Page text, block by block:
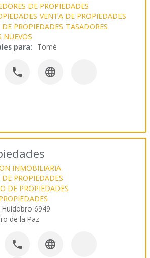
DE PROPIEDADES
VENTA DE PROPIEDADES
PROPIEDADES TASADORES
NUEVOS
para: Tomé
 
INMOBILIARIA
PROPIEDADES
DE PROPIEDADES
Huidobro 6949
de la Paz
 